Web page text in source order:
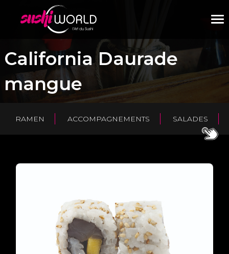
California Daurade
mangue
RAMEN ACCOMPAGNEMENTS SALADES